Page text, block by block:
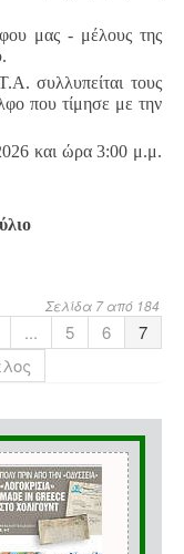
μας - μέλους της
συλλυπείται τους
που τίμησε με την
και ώρα 3:00 μ.μ.
Σελίδα 7 από 184
... 5 6
7